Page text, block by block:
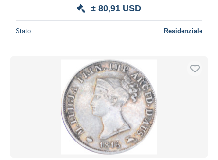
± 80,91 USD
Stato Residenziale